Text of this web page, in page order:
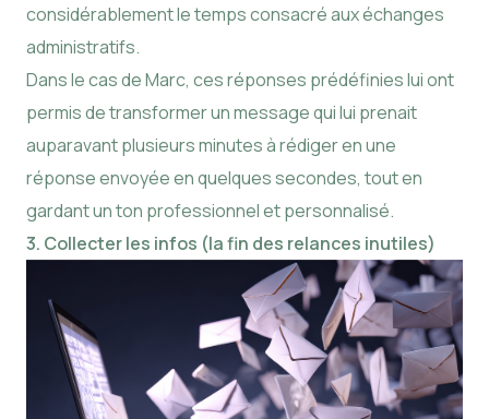
considérablement le temps consacré aux échanges
administratifs.
Dans le cas de Marc, ces réponses prédéfinies lui ont
permis de transformer un message qui lui prenait
auparavant plusieurs minutes à rédiger en une
réponse envoyée en quelques secondes, tout en
gardant un ton professionnel et personnalisé.
3. Collecter les infos (la fin des relances inutiles)